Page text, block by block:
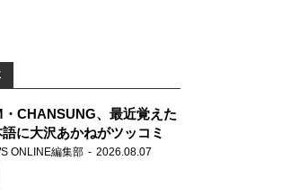
・CHANSUNG、最近覚えた
語に大沢あかねがツッコミ
ONLINE編集部 2026.08.07